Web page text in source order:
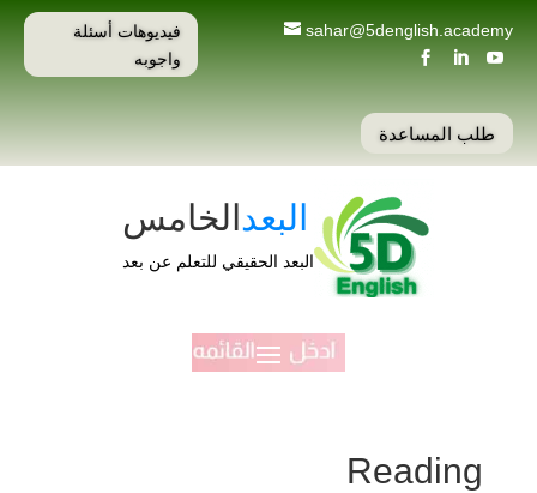
sahar@5denglish.academy
  
فيديوهات أسئلة
واجوبه
طلب المساعدة
البعدالخامس
البعد الحقيقي للتعلم عن بعد
Reading